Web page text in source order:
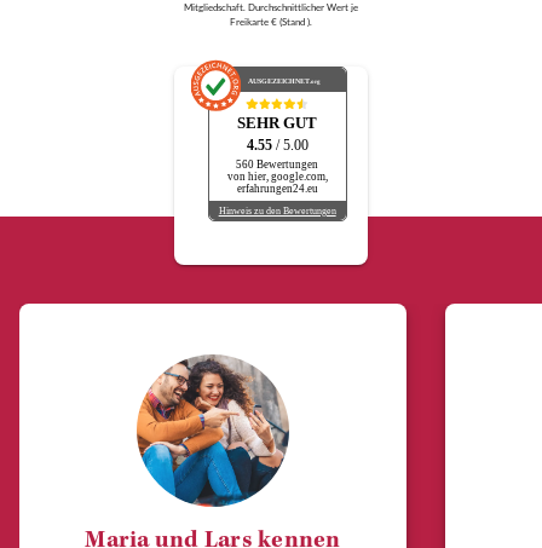
Mitgliedschaft. Durchschnittlicher Wert je
Freikarte € (Stand ).
AUSGEZEICHNET.org
SEHR GUT
4.55 / 5.00
560 Bewertungen
von hier, google.com,
erfahrungen24.eu
Hinweis zu den Bewertungen
Maria und Lars kennen